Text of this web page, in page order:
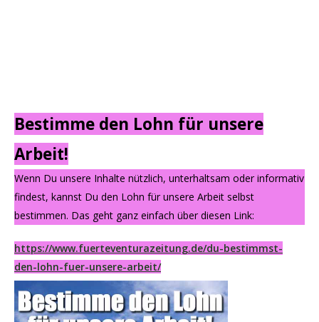
Bestimme den Lohn für unsere
Arbeit!
Wenn Du unsere Inhalte nützlich, unterhaltsam oder informativ
findest, kannst Du den Lohn für unsere Arbeit selbst
bestimmen. Das geht ganz einfach über diesen Link:
https://www.fuerteventurazeitung.de/du-bestimmst-
den-lohn-fuer-unsere-arbeit/